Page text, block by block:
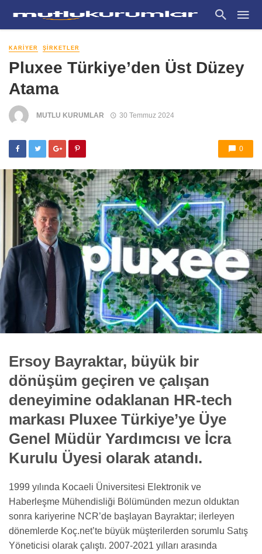
KARIYER ŞIRKETLER
Pluxee Türkiye’den Üst Düzey
Atama
MUTLU KURUMLAR 30 Temmuz 2024
0
Ersoy Bayraktar, büyük bir
dönüşüm geçiren ve çalışan
deneyimine odaklanan HR-tech
markası Pluxee Türkiye’ye Üye
Genel Müdür Yardımcısı ve İcra
Kurulu Üyesi olarak atandı.
1999 yılında Kocaeli Üniversitesi Elektronik ve
Haberleşme Mühendisliği Bölümünden mezun olduktan
sonra kariyerine NCR’de başlayan Bayraktar; ilerleyen
dönemlerde Koç.net’te büyük müşterilerden sorumlu Satış
Yöneticisi olarak çalıştı. 2007-2021 yılları arasında